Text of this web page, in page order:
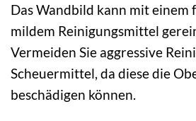
Das Wandbild kann mit einem
mildem Reinigungsmittel
Vermeiden Sie aggressive
Scheuermittel, da diese die
beschädigen können.